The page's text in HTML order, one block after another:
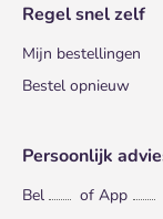
Regel snel zelf
Mijn bestellingen
Bestel opnieuw
Persoonlijk
Bel
of App